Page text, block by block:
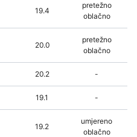
19.4
pretežno
oblačno
20.0
pretežno
oblačno
20.2 -
19.1 -
19.2
umjereno
oblačno